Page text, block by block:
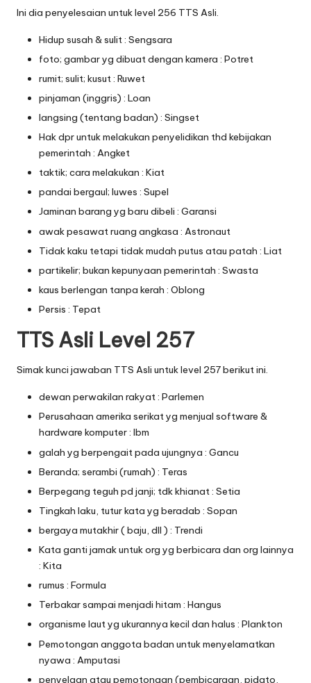
Ini dia penyelesaian untuk level 256 TTS Asli.
Hidup susah & sulit : Sengsara
foto; gambar yg dibuat dengan kamera : Potret
rumit; sulit; kusut : Ruwet
pinjaman (inggris) : Loan
langsing (tentang badan) : Singset
Hak dpr untuk melakukan penyelidikan thd kebijakan
pemerintah : Angket
taktik; cara melakukan : Kiat
pandai bergaul; luwes : Supel
Jaminan barang yg baru dibeli : Garansi
awak pesawat ruang angkasa : Astronaut
Tidak kaku tetapi tidak mudah putus atau patah : Liat
partikelir; bukan kepunyaan pemerintah : Swasta
kaus berlengan tanpa kerah : Oblong
Persis : Tepat
TTS Asli Level 257
Simak kunci jawaban TTS Asli untuk level 257 berikut ini.
dewan perwakilan rakyat : Parlemen
Perusahaan amerika serikat yg menjual software &
hardware komputer : Ibm
galah yg berpengait pada ujungnya : Gancu
Beranda; serambi (rumah) : Teras
Berpegang teguh pd janji; tdk khianat : Setia
Tingkah laku, tutur kata yg beradab : Sopan
bergaya mutakhir ( baju, dll ) : Trendi
Kata ganti jamak untuk org yg berbicara dan org lainnya
: Kita
rumus : Formula
Terbakar sampai menjadi hitam : Hangus
organisme laut yg ukurannya kecil dan halus : Plankton
Pemotongan anggota badan untuk menyelamatkan
nyawa : Amputasi
penyelaan atau pemotongan (pembicaraan, pidato,